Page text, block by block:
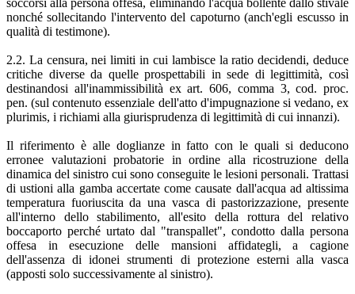
nonché sollecitando l'intervento del capoturno (anch'egli escusso in
qualità di testimone).
2.2. La censura, nei limiti in cui lambisce la ratio decidendi, deduce
critiche diverse da quelle prospettabili in sede di legittimità, così
destinandosi all'inammissibilità ex art. 606, comma 3, cod. proc.
pen. (sul contenuto essenziale dell'atto d'impugnazione si vedano, ex
plurimis, i richiami alla giurisprudenza di legittimità di cui innanzi).
Il riferimento è alle doglianze in fatto con le quali si deducono
erronee valutazioni probatorie in ordine alla ricostruzione della
dinamica del sinistro cui sono conseguite le lesioni personali. Trattasi
di ustioni alla gamba accertate come causate dall'acqua ad altissima
temperatura fuoriuscita da una vasca di pastorizzazione, presente
all'interno dello stabilimento, all'esito della rottura del relativo
boccaporto perché urtato dal "transpallet", condotto dalla persona
offesa in esecuzione delle mansioni affidategli, a cagione
dell'assenza di idonei strumenti di protezione esterni alla vasca
(apposti solo successivamente al sinistro).